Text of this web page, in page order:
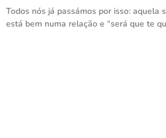
Todos nós já passámos por isso: aquela
está bem numa relação e “será que te